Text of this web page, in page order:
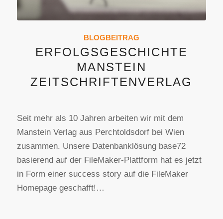
BLOGBEITRAG
ERFOLGSGESCHICHTE
MANSTEIN
ZEITSCHRIFTENVERLAG
Seit mehr als 10 Jahren arbeiten wir mit dem
Manstein Verlag aus Perchtoldsdorf bei Wien
zusammen. Unsere Datenbanklösung base72
basierend auf der FileMaker-Plattform hat es jetzt
in Form einer success story auf die FileMaker
Homepage geschafft!…